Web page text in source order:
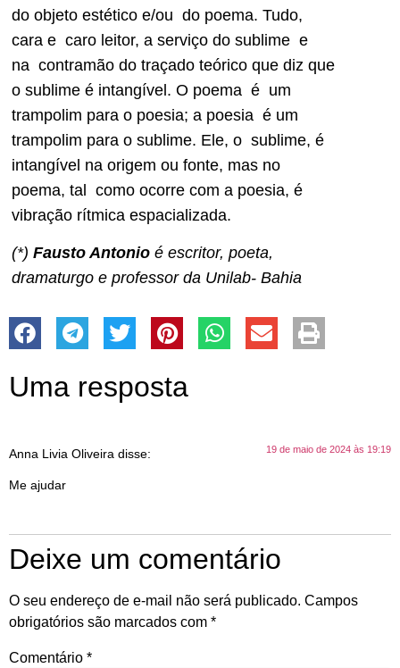
do objeto estético e/ou do poema. Tudo,
cara e caro leitor, a serviço do sublime e
na contramão do traçado teórico que diz que
o sublime é intangível. O poema é um
trampolim para o poesia; a poesia é um
trampolim para o sublime. Ele, o sublime, é
intangível na origem ou fonte, mas no
poema, tal como ocorre com a poesia, é
vibração rítmica espacializada.
(*) Fausto Antonio é escritor, poeta,
dramaturgo e professor da Unilab- Bahia
Uma resposta
Anna Livia Oliveira disse: 19 de maio de 2024 às 19:19
Me ajudar
Deixe um comentário
O seu endereço de e-mail não será publicado. Campos
obrigatórios são marcados com *
Comentário *